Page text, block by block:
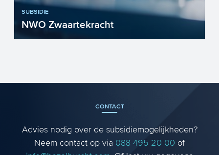
SUBSIDIE
NWO Zwaartekracht
hun vakgebied vernieuwend en ...
CONTACT
Advies nodig over de subsidiemogelijkheden?
Neem contact op via 088 495 20 00 of